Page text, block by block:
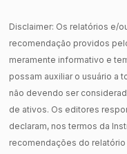
Disclaimer: Os relatórios e/
recomendação providos
meramente informativo e
possam auxiliar o usuário a
não devendo ser
de ativos. Os editores
declaram, nos termos da
recomendações do